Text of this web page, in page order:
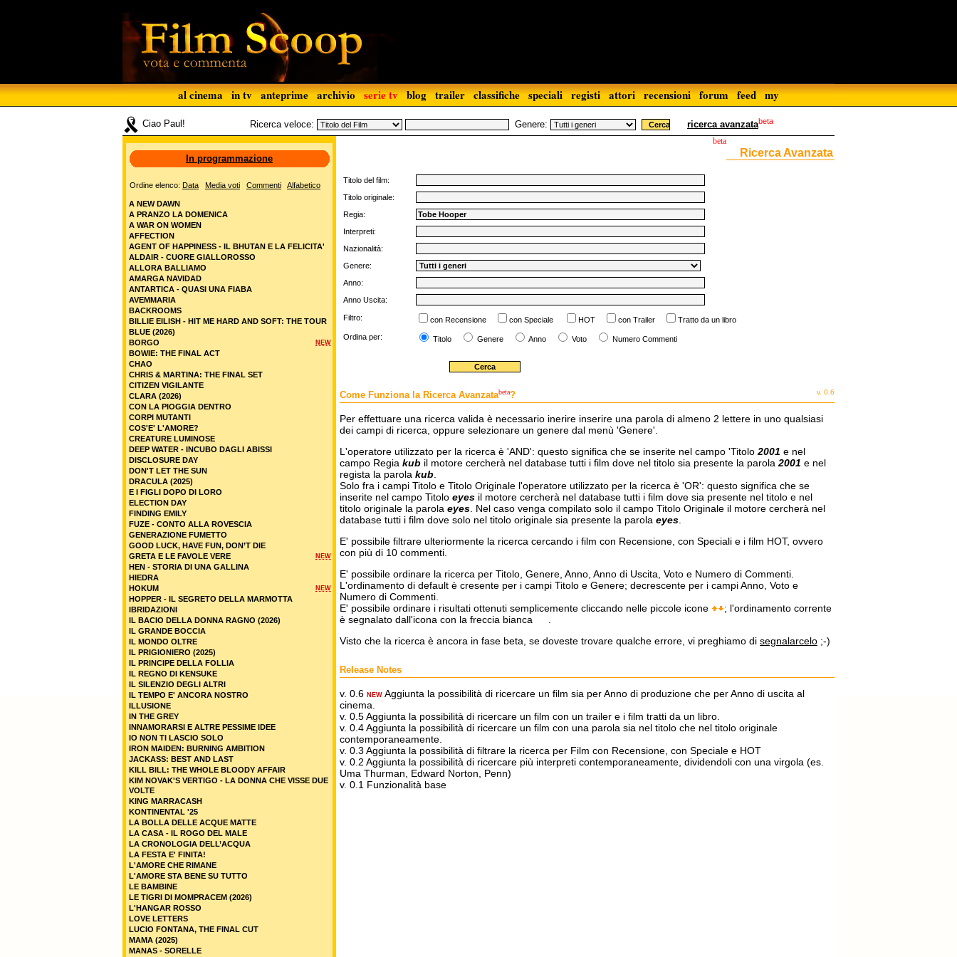
al cinema in tv anteprime archivio serie tv blog trailer classifiche speciali registi attori recensioni forum feed my
Ciao Paul! Ricerca veloce: Genere: ricerca avanzatabeta
Ricerca Avanzata
beta
Titolo del film:
Titolo originale:
Regia:
Interpreti:
Nazionalità:
Genere:
Anno:
Anno Uscita:
Filtro: con Recensione con Speciale HOT con Trailer
Tratto da un libro
Ordina per:
Titolo Genere Anno Voto Numero Commenti
v. 0.6
Come Funziona la Ricerca Avanzatabeta?
Per effettuare una ricerca valida è necessario inerire inserire una parola di almeno 2 lettere in uno qualsiasi
dei campi di ricerca, oppure selezionare un genere dal menù 'Genere'.
L'operatore utilizzato per la ricerca è 'AND': questo significa che se inserite nel campo 'Titolo 2001 e nel
campo Regia kub il motore cercherà nel database tutti i film dove nel titolo sia presente la parola 2001 e nel
regista la parola kub
Solo fra i campi Titolo e Titolo Originale l'operatore utilizzato per la ricerca è 'OR': questo significa che se
inserite nel campo Titolo eyes il motore cercherà nel database tutti i film dove sia presente nel titolo e nel
titolo originale la parola eyes . Nel caso venga compilato solo il campo Titolo Originale il motore cercherà nel
database tutti i film dove solo nel titolo originale sia presente la parola eyes
E' possibile filtrare ulteriormente la ricerca cercando i film con Recensione, con Speciali e i film HOT, ovvero
con più di 10 commenti.
E' possibile ordinare la ricerca per Titolo, Genere, Anno, Anno di Uscita, Voto e Numero di Commenti.
L'ordinamento di default è cresente per i campi Titolo e Genere; decrescente per i campi Anno, Voto e
Numero di Commenti.
E' possibile ordinare i risultati ottenuti semplicemente cliccando nelle piccole icone
; l'ordinamento corrente
è segnalato dall'icona con la freccia bianca
Visto che la ricerca è ancora in fase beta, se doveste trovare qualche errore, vi preghiamo di segnalarcelo ;-)
Release Notes
v. 0.6 NEW Aggiunta la possibilità di ricercare un film sia per Anno di produzione che per Anno di uscita al
cinema.
v. 0.5 Aggiunta la possibilità di ricercare un film con un trailer e i film tratti da un libro.
v. 0.4 Aggiunta la possibilità di ricercare un film con una parola sia nel titolo che nel titolo originale
contemporaneamente.
v. 0.3 Aggiunta la possibilità di filtrare la ricerca per Film con Recensione, con Speciale e HOT
v. 0.2 Aggiunta la possibilità di ricercare più interpreti contemporaneamente, dividendoli con una virgola (es.
Uma Thurman, Edward Norton, Penn)
v. 0.1 Funzionalità base
In programmazione
Ordine elenco: Data Media voti Commenti Alfabetico
A NEW DAWN
A PRANZO LA DOMENICA
A WAR ON WOMEN
AFFECTION
AGENT OF HAPPINESS - IL BHUTAN E LA FELICITA'
ALDAIR - CUORE GIALLOROSSO
ALLORA BALLIAMO
AMARGA NAVIDAD
ANTARTICA - QUASI UNA FIABA
AVEMMARIA
BACKROOMS
BILLIE EILISH - HIT ME HARD AND SOFT: THE TOUR
BLUE (2026)
NEW
BORGO
BOWIE: THE FINAL ACT
CHAO
CHRIS & MARTINA: THE FINAL SET
CITIZEN VIGILANTE
CLARA (2026)
CON LA PIOGGIA DENTRO
CORPI MUTANTI
COS'E' L'AMORE?
CREATURE LUMINOSE
DEEP WATER - INCUBO DAGLI ABISSI
DISCLOSURE DAY
DON'T LET THE SUN
DRACULA (2025)
E I FIGLI DOPO DI LORO
ELECTION DAY
FINDING EMILY
FUZE - CONTO ALLA ROVESCIA
GENERAZIONE FUMETTO
GOOD LUCK, HAVE FUN, DON’T DIE
NEW
GRETA E LE FAVOLE VERE
HEN - STORIA DI UNA GALLINA
HIEDRA
NEW
HOKUM
HOPPER - IL SEGRETO DELLA MARMOTTA
IBRIDAZIONI
IL BACIO DELLA DONNA RAGNO (2026)
IL GRANDE BOCCIA
IL MONDO OLTRE
IL PRIGIONIERO (2025)
IL PRINCIPE DELLA FOLLIA
IL REGNO DI KENSUKE
IL SILENZIO DEGLI ALTRI
IL TEMPO E' ANCORA NOSTRO
ILLUSIONE
IN THE GREY
INNAMORARSI E ALTRE PESSIME IDEE
IO NON TI LASCIO SOLO
IRON MAIDEN: BURNING AMBITION
JACKASS: BEST AND LAST
KILL BILL: THE WHOLE BLOODY AFFAIR
KIM NOVAK'S VERTIGO - LA DONNA CHE VISSE DUE
VOLTE
KING MARRACASH
KONTINENTAL '25
LA BOLLA DELLE ACQUE MATTE
LA CASA - IL ROGO DEL MALE
LA CRONOLOGIA DELL’ACQUA
LA FESTA E' FINITA!
L'AMORE CHE RIMANE
L'AMORE STA BENE SU TUTTO
LE BAMBINE
LE TIGRI DI MOMPRACEM (2026)
L'HANGAR ROSSO
LOVE LETTERS
LUCIO FONTANA, THE FINAL CUT
MAMA (2025)
MANAS - SORELLE